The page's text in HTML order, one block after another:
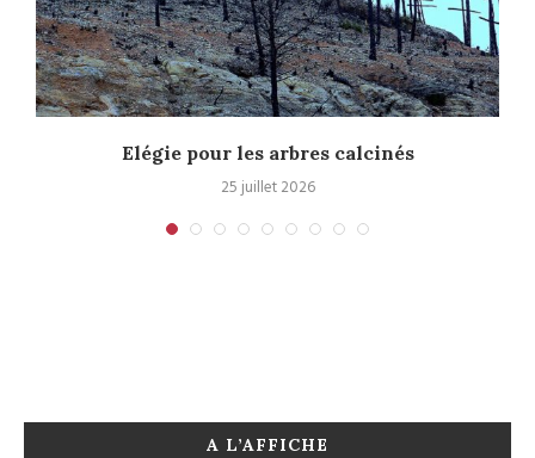
Elégie pour les arbres calcinés
25 juillet 2026
A L’AFFICHE